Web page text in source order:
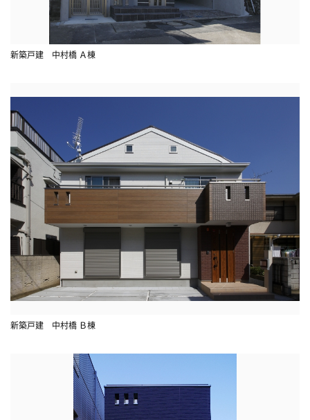
新築戸建 中村橋 Ａ棟
新築戸建 中村橋 Ｂ棟